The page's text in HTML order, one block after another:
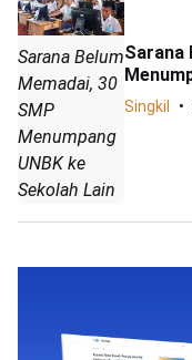
Sarana Belum
Memadai, 30
SMP
Menumpang
UNBK ke
Sekolah Lain
Sarana
Singkil